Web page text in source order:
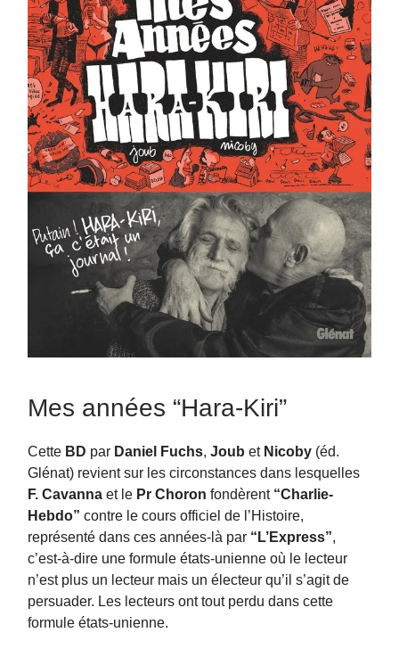
Mes années “Hara-Kiri”
Cette BD par Daniel Fuchs, Joub et Nicoby (éd.
Glénat) revient sur les circonstances dans lesquelles
F. Cavanna et le Pr Choron fondèrent“Charlie-
Hebdo” contre le cours officiel de l’Histoire,
représenté dans ces années-là par “L’Express”,
c’est-à-dire une formule états-unienne où le lecteur
n’est plus un lecteur mais un électeur qu’il s’agit de
persuader. Les lecteurs ont tout perdu dans cette
formule états-unienne.